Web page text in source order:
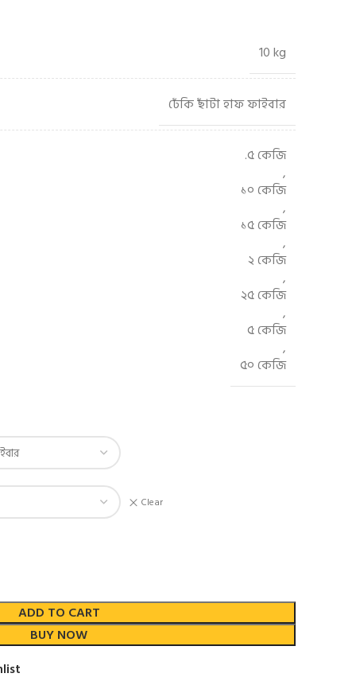
10 kg
ঢেঁকি ছাঁটা হাফ ফাইবার
.৫ কেজি
,
১০ কেজি
,
১৫ কেজি
,
২ কেজি
,
২৫ কেজি
,
৫ কেজি
,
৫০ কেজি
Clear
ADD TO CART
BUY NOW